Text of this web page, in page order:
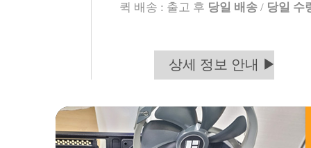
퀵 배송 : 출고 후 당일 배송 / 당일 수
상세 정보 안내 ▶